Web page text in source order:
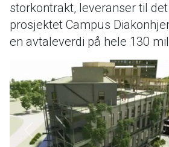
storkontrakt, leveranser til
prosjektet Campus
en avtaleverdi på hele 130
Previous